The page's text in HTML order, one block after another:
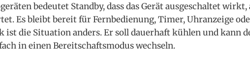
bedeutet Standby, dass das Gerät ausgeschaltet
Es bleibt bereit für Fernbedienung, Timer, Uhranzeige
ist die Situation anders. Er soll dauerhaft kühlen und kann
in einen Bereitschaftsmodus wechseln.